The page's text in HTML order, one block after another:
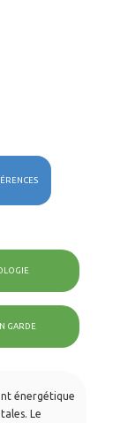
GARDE
énergétique
Le